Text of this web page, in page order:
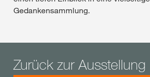
Gedankensammlung.
Zurück zur Ausstellung